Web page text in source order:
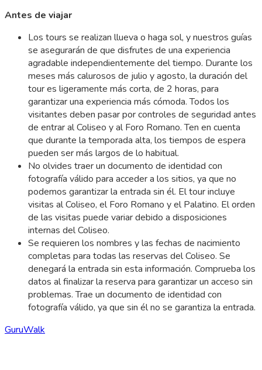
Antes de viajar
Los tours se realizan llueva o haga sol, y nuestros guías
se asegurarán de que disfrutes de una experiencia
agradable independientemente del tiempo. Durante los
meses más calurosos de julio y agosto, la duración del
tour es ligeramente más corta, de 2 horas, para
garantizar una experiencia más cómoda. Todos los
visitantes deben pasar por controles de seguridad antes
de entrar al Coliseo y al Foro Romano. Ten en cuenta
que durante la temporada alta, los tiempos de espera
pueden ser más largos de lo habitual.
No olvides traer un documento de identidad con
fotografía válido para acceder a los sitios, ya que no
podemos garantizar la entrada sin él. El tour incluye
visitas al Coliseo, el Foro Romano y el Palatino. El orden
de las visitas puede variar debido a disposiciones
internas del Coliseo.
Se requieren los nombres y las fechas de nacimiento
completas para todas las reservas del Coliseo. Se
denegará la entrada sin esta información. Comprueba los
datos al finalizar la reserva para garantizar un acceso sin
problemas. Trae un documento de identidad con
fotografía válido, ya que sin él no se garantiza la entrada.
GuruWalk